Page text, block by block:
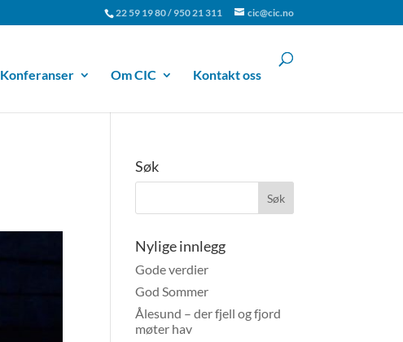
22 59 19 80 / 950 21 311 cic@cic.no
Konferanser Om CIC Kontakt oss
Søk
Nylige innlegg
Gode verdier
God Sommer
Ålesund – der fjell og fjord
møter hav